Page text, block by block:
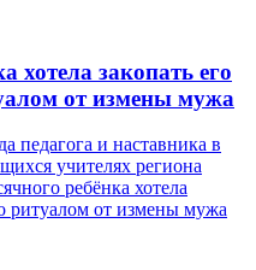
хотела закопать его
от измены мужа
педагога и наставника в
учителях региона
ребёнка хотела
ритуалом от измены мужа